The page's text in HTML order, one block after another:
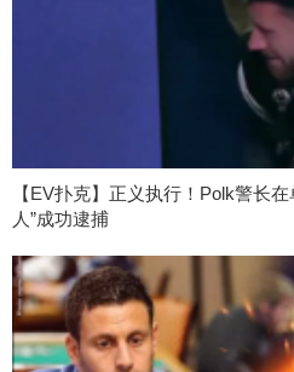
【EV扑克】正义执行！Polk警长
人”成功逮捕